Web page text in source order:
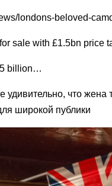
londons-beloved-
sale with £1.5bn price
billion…
что жена
широкой публики